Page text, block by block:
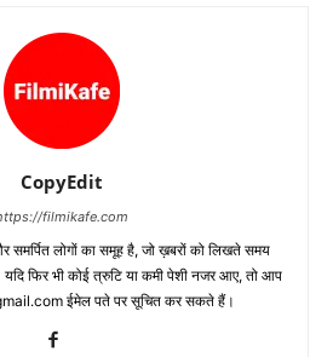
CopyEdit
filmikafe.com
लोगों का समूह है, जो ख़बरों को लिखते समय
यदि फिर भी कोई त्रुटि या कमी पेशी नजर आए, तो आप
ईमेल पते पर सूचित कर सकते हैं।